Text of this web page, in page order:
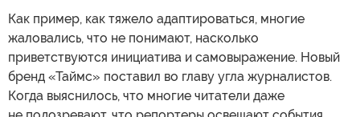
Как пример, как тяжело адаптироваться, многие
жаловались, что не понимают, насколько
приветствуются инициатива и самовыражение. Новый
бренд «Таймс» поставил во главу угла журналистов.
Когда выяснилось, что многие читатели даже